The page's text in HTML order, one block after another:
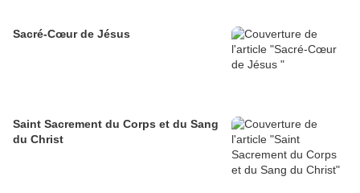
Sacré-Cœur de Jésus
Saint Sacrement du Corps et du Sang
du Christ